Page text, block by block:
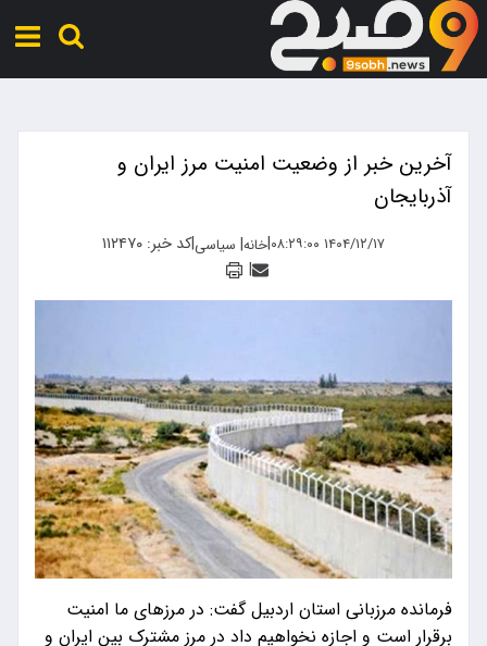
آخرین خبر از وضعیت امنیت مرز ایران و
آذربایجان
۱۴۰۴/۱۲/۱۷ ۰۸:۲۹:۰۰ |خانه| سیاسی|کد خبر: ۱۱۲۴۷۰
|
فرمانده مرزبانی استان اردبیل گفت: در مرزهای ما امنیت
برقرار است و اجازه نخواهیم داد در مرز مشترک بین ایران و